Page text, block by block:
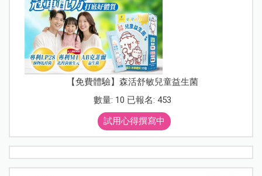
【免費體驗】森活舒敏兒童益生菌
數量: 10 已報名: 453
試用心得撰寫中